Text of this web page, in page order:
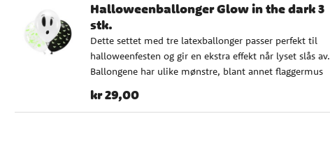
Halloweenballonger Glow in the dark 3
stk.
Dette settet med tre latexballonger passer perfekt til
halloweenfesten og gir en ekstra effekt når lyset slås av.
Ballongene har ulike mønstre, blant annet flaggermus
for lys. En morsom og stemningsfull detalj som
Pris:kr 29,00
kr 29,00